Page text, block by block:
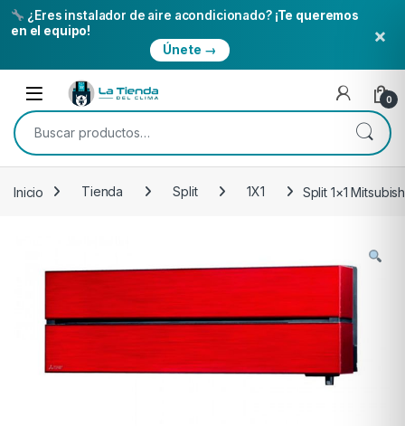
¿Eres instalador de aire acondicionado? ¡Te queremos
en el equipo!
Únete →
×
Skip to navigation
Skip to content
Open 0
Buscar por:
Inicio Tienda Split 1X1 Split 1×1